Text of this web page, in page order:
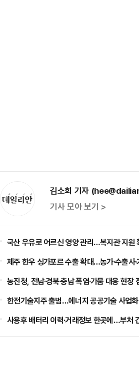
김소희 기자
기사 모아 보기 >
국산 우유로 어르신 영양 관리…복지관 지원
제주 한우 싱가포르 수출 확대…농가·수출사
농진청, 전남·경북·충남 폭염·가뭄 대응 현장
한전기술지주 출범…에너지 공공기술 사업
사용후 배터리 이력·거래정보 한곳에…부처